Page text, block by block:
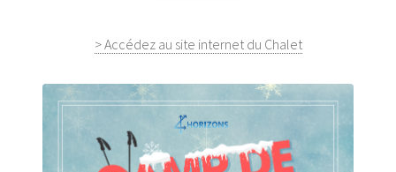
> Accédez au site internet du Chalet